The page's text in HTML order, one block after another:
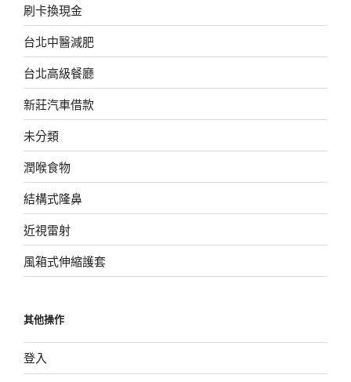
刷卡換現金
台北中醫減肥
台北高級餐廳
新莊汽車借款
未分類
潤喉食物
結構式隆鼻
近視雷射
風箱式伸縮護套
其他操作
登入